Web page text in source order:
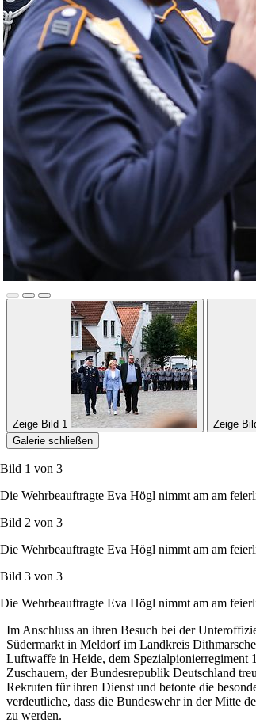
Zeige Bild 1 Zeige
Galerie schließen
Bild 1 von 3
Die Wehrbeauftragte Eva Högl nimmt am am
Bild 2 von 3
Die Wehrbeauftragte Eva Högl nimmt am am
Bild 3 von 3
Die Wehrbeauftragte Eva Högl nimmt am am
Im Anschluss an ihren Besuch bei der
Südermarkt in Meldorf im Landkreis
Luftwaffe in Heide, dem Spezialpionierregiment
Zuschauern, der Bundesrepublik Deutschland
Rekruten für ihren Dienst und betonte die
verdeutliche, dass die Bundeswehr in der Mitte
zu werden.